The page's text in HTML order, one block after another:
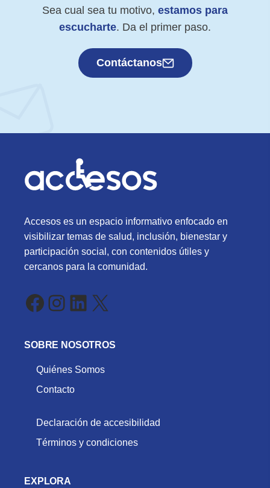
Sea cual sea tu motivo, estamos para
escucharte. Da el primer paso.
Contáctanos
Accesos es un espacio informativo enfocado en
visibilizar temas de salud, inclusión, bienestar y
participación social, con contenidos útiles y
cercanos para la comunidad.
Facebook
Instagram
LinkedIn
X
SOBRE NOSOTROS
Quiénes Somos
Contacto
Declaración de accesibilidad
Términos y condiciones
EXPLORA